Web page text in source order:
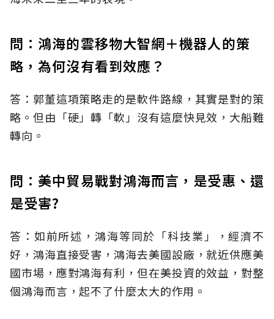
問：鴻海的雲移物大智網＋機器人的策
略，為何沒有看到效應？
答：郭董這項策略走的是軟件路線，其實是對的策
略。但由「硬」轉「軟」沒有這麼快見效，大船難
轉向。
問：美中貿易戰對鴻海而言，是受惠、還
是受害?
答：如前所述，鴻海等同於「科技業」，經濟不
好，鴻海直接受害，鴻海去美國設廠，就近供應美
國市場，應對鴻海有利，但在美投資的效益，對整
個鴻海而言，起不了什麼太大的作用。